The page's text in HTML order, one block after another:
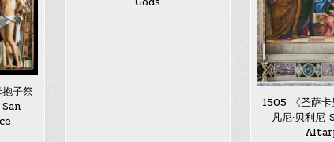
子祭
1505 《圣萨
凡尼·贝利尼